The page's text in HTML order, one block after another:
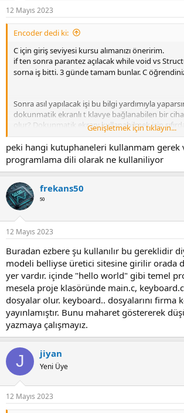
12 Mayıs 2023
Encoder dedi ki:
C için giriş seviyesi kursu alımanızı öneririm.
if ten sonra parantez açılacak while void vs
sorna iş bitti. 3 günde tamam bunlar. C
Sonra asıl yapılacak işi bu bilgi yardımıyla
dokunmatik ekranlı t klavye bağlanabilen bir
olur? Dokunmatik ekranı kullanabilmek için
uydurmazsınız. Üretici firma onun demosunu
göre ekranda çıkacak görüntüyü senaryoyu
çok sayıda deneme düzeltme olur. Müşteri
eder... Sahada çalışma süreci de gereklidir.
Genişletmek için tıklayın...
peki hangi kutuphaneleri kullanmam gerek
programlama dili olarak ne kullaniliyor
frekans50
⁵⁰
12 Mayıs 2023
Buradan ezbere şu kullanılır bu gereklidir
modeli belliyse üretici sitesine girilir orada
yer vardır. içinde "hello world" gibi temel
mesela proje klasöründe main.c,
dosyalar olur. keyboard.. dosyalarını firma
yayınlamıştır. Bunu maharet göstererek
yazmaya çalışmayız.
J jiyan
Yeni Üye
12 Mayıs 2023